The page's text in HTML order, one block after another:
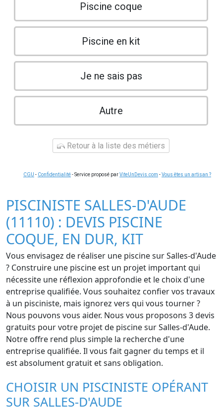
Piscine coque
Piscine en kit
Je ne sais pas
Autre
Retour à la liste des métiers
CGU - Confidentialité- Service proposé parViteUnDevis.com -Vous êtes un artisan ?
PISCINISTE SALLES-D'AUDE
(11110) : DEVIS PISCINE
COQUE, EN DUR, KIT
Vous envisagez de réaliser une piscine sur Salles-d'Aude
? Construire une piscine est un projet important qui
nécessite une réflexion approfondie et le choix d'une
entreprise qualifiée. Vous souhaitez confier vos travaux
à un pisciniste, mais ignorez vers qui vous tourner ?
Nous pouvons vous aider. Nous vous proposons 3 devis
gratuits pour votre projet de piscine sur Salles-d'Aude.
Notre offre rend plus simple la recherche d'une
entreprise qualifiée. Il vous fait gagner du temps et il
est absolument gratuit et sans obligation.
CHOISIR UN PISCINISTE OPÉRANT
SUR SALLES-D'AUDE